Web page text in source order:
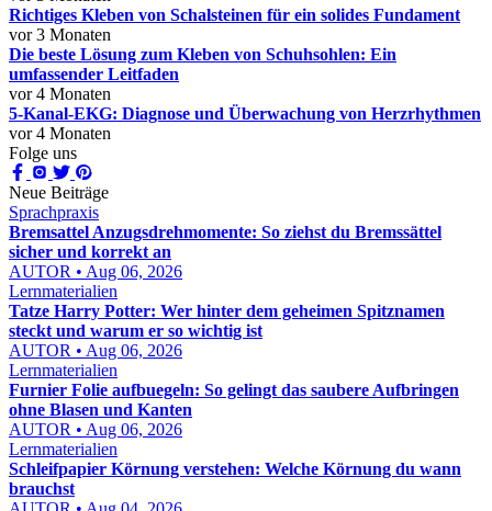
Richtiges Kleben von Schalsteinen für ein solides Fundament
vor 3 Monaten
Die beste Lösung zum Kleben von Schuhsohlen: Ein
umfassender Leitfaden
vor 4 Monaten
5-Kanal-EKG: Diagnose und Überwachung von Herzrhythmen
vor 4 Monaten
Folge uns
Neue Beiträge
Sprachpraxis
Bremsattel Anzugsdrehmomente: So ziehst du Bremssättel
sicher und korrekt an
AUTOR • Aug 06, 2026
Lernmaterialien
Tatze Harry Potter: Wer hinter dem geheimen Spitznamen
steckt und warum er so wichtig ist
AUTOR • Aug 06, 2026
Lernmaterialien
Furnier Folie aufbuegeln: So gelingt das saubere Aufbringen
ohne Blasen und Kanten
AUTOR • Aug 06, 2026
Lernmaterialien
Schleifpapier Körnung verstehen: Welche Körnung du wann
brauchst